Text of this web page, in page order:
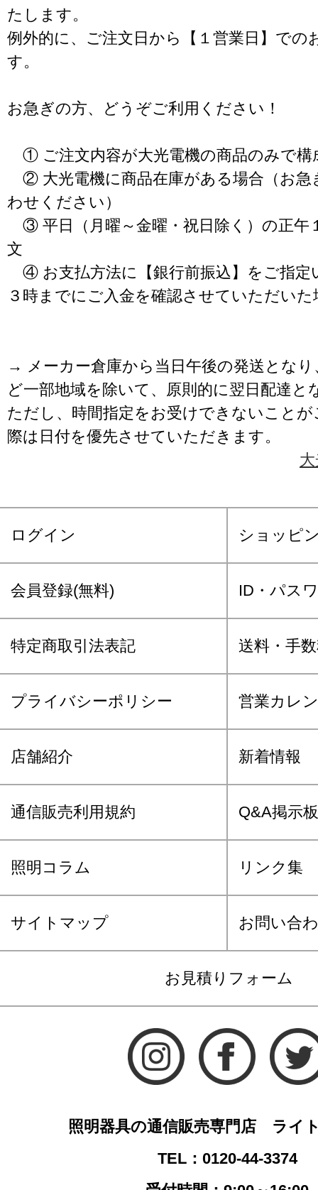
たします。
例外的に、ご注文日から【１営業日】での
す。
お急ぎの方、どうぞご利用ください！
① ご注文内容が大光電機の商品のみで構
② 大光電機に商品在庫がある場合（お急
わせください）
③ 平日（月曜～金曜・祝日除く）の正午
文
④ お支払方法に【銀行前振込】をご指定
３時までにご入金を確認させていただいた
→ メーカー倉庫から当日午後の発送となり
ど一部地域を除いて、原則的に翌日配達と
ただし、時間指定をお受けできないこと
際は日付を優先させていただきます。
ログイン ショッピ
会員登録(無料) ID・パス
特定商取引法表記 送料・手
プライバシーポリシー 営業カレ
店舗紹介 新着情報
通信販売利用規約 Q&A掲示板
照明コラム リンク集
サイトマップ お問い合
お見積りフォーム
照明器具の通信販売専門店 ライ
TEL：0120-44-3374